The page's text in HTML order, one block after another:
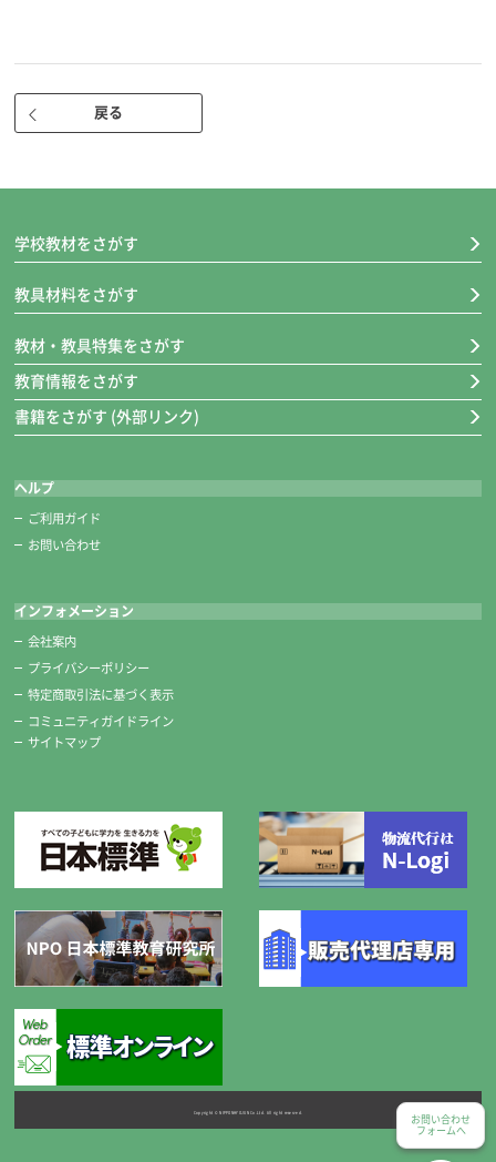
小筆「恵風」は名前書き用に適しています。
裏面は無地なので、両面使い分けることができます。
1.5mm厚で使い心地がしっかりしています。
墨液180cc
穂先が固まりにくい筆にやさしい墨液です。筆を洗い忘れても墨液につ
け直せば穂先がきれいに戻ります。180cc入りです。
超軽量硯四五平/かんたん筆巻
表は墨用、裏は墨液用として両面が使用可能な軽量の硯です。
四五平サイズはコンパクトなので、墨液をたくさん出しすぎず使用でき
ます。
不織布製です。子どもがとめやすいテープ式です。
優良墨
すりやすい優良墨を使用しています。
自由に置ける2本組です。
水差し
戻る
学校教材をさがす
教具材料をさがす
教材・教具特集をさがす
教育情報をさがす
書籍をさがす (外部リンク)
ヘルプ
ご利用ガイド
お問い合わせ
インフォメーション
会社案内
プライバシーポリシー
特定商取引法に基づく表示
コミュニティガイドライン
サイトマップ
Copyright © NIPPONHYOJUN Co.Ltd. All right reserved.
お問い合わせ
フォームへ